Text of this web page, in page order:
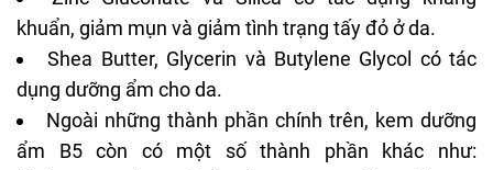
Zinc Gluconate và Silica có tác dụng kháng
khuẩn, giảm mụn và giảm tình trạng tấy đỏ ở da.
Shea Butter, Glycerin và Butylene Glycol có tác
dụng dưỡng ẩm cho da.
Ngoài những thành phần chính trên, kem dưỡng
ẩm B5 còn có một số thành phần khác như: